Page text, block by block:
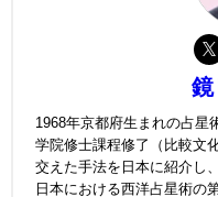
鏡
1968年京都府生まれの占星
学院修士課程修了（比較文
交えた手法を日本に紹介し
日本における西洋占星術の